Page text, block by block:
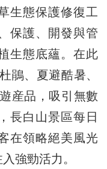
生態保護修復工
保護、開發與管
生態底蘊。在此
鵑、夏避酷暑、
産品，吸引無數
長白山景區每日
在領略絕美風光
強勁活力。